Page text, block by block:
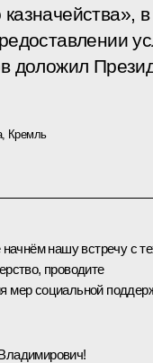
доложил
Кремль
нашу встречу с
проводите
мер социальной